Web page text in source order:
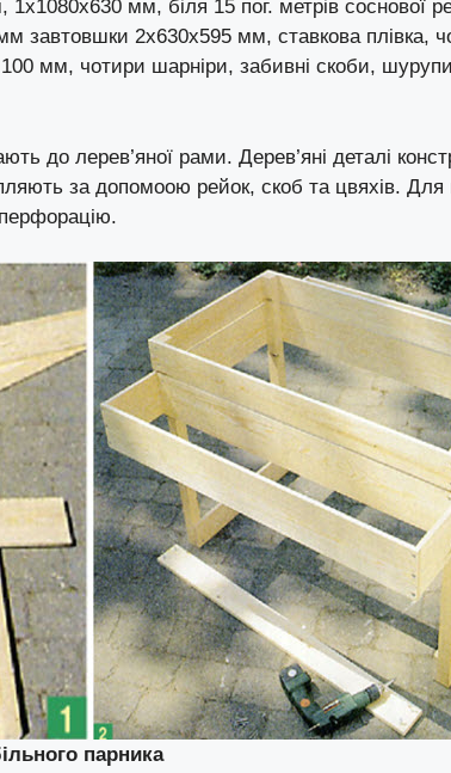
мм, біля 15 пог. метрів соснової
завтовшки 2х630х595 мм, ставкова плівка,
мм, чотири шарніри, забивні скоби,
до лерев’яної рами. Дерев’яні деталі
за допомоою рейок, скоб та цвяхів.
парника